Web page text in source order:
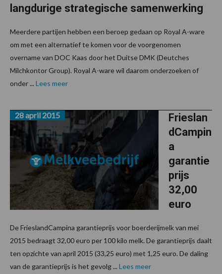
langdurige strategische samenwerking
Meerdere partijen hebben een beroep gedaan op Royal A-ware
om met een alternatief te komen voor de voorgenomen
overname van DOC Kaas door het Duitse DMK (Deutches
Milchkontor Group). Royal A-ware wil daarom onderzoeken of
onder ... Lees meer
Frieslan
dCampin
a
garantie
prijs
32,00
euro
28 april 2015
De FrieslandCampina garantieprijs voor boerderijmelk van mei
2015 bedraagt 32,00 euro per 100 kilo melk. De garantieprijs daalt
ten opzichte van april 2015 (33,25 euro) met 1,25 euro. De daling
van de garantieprijs is het gevolg ... Lees meer